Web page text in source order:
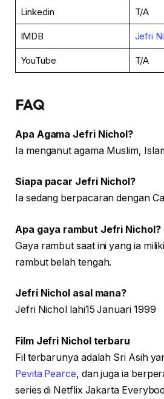
Linkedin T/A
IMDB Jefri
YouTube T/A
FAQ
Apa Agama Jefri Nichol?
Ia menganut agama Muslim,
Siapa pacar Jefri Nichol?
Ia sedang berpacaran dengan
Apa gaya rambut Jefri Nichol?
Gaya rambut saat ini yang ia
rambut belah tengah.
Jefri Nichol asal mana?
Jefri Nichol lahi15 Januari 1999
Film Jefri Nichol terbaru
Fil terbarunya adalah Sri Asih
Pevita Pearce, dan juga ia
series di Netflix Jakarta